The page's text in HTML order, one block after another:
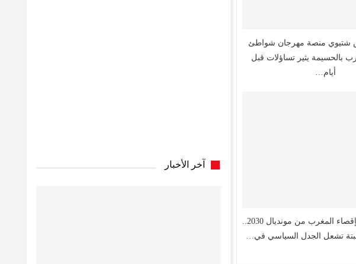
شتيوي منصة مهرجان شواطئ
بالحسيمة يثير تساؤلات قبل
أيام…
تشعل الجدل السياسي في…
آخر الأخبار